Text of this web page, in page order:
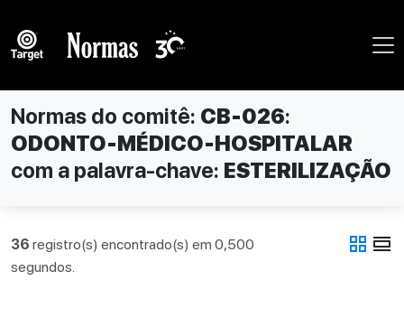
Normas do comitê: CB-026:
ODONTO-MÉDICO-HOSPITALAR
com a palavra-chave: ESTERILIZAÇÃO
36 registro(s) encontrado(s) em 0,500
segundos.
grid_view view_day